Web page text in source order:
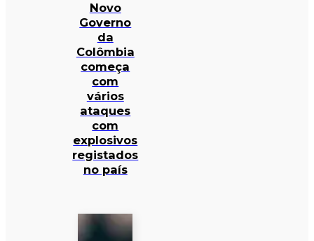
Novo
Governo
da
Colômbia
começa
com
vários
ataques
com
explosivos
registados
no país